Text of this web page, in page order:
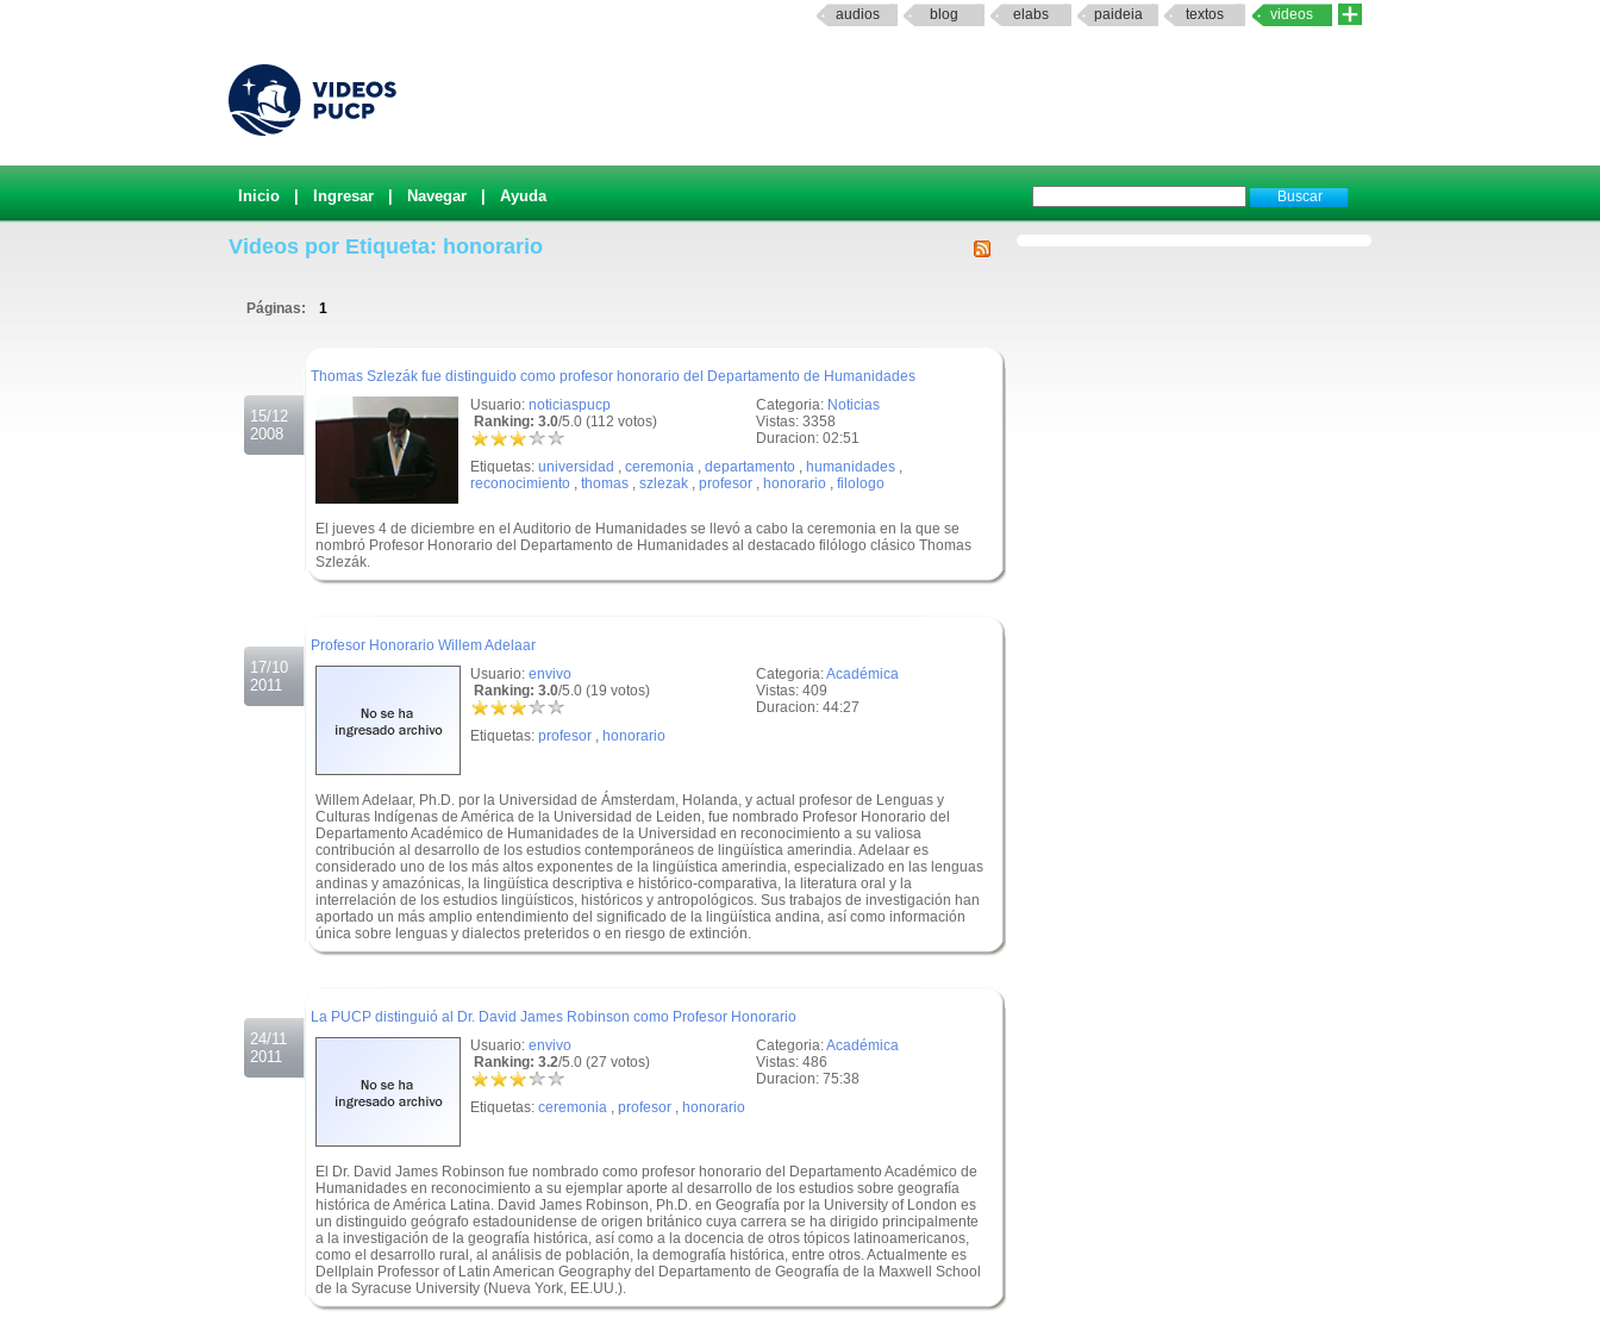
audios blog elabs paideia textos videos
Inicio Ingresar Navegar Ayuda
Videos por Etiqueta: honorario
Páginas: 1
15/12
2008
Thomas Szlezák fue distinguido como profesor honorario del Departamento de Humanidades
Categoria: Noticias
Vistas: 3358
Duracion: 02:51
Usuario: noticiaspucp
Ranking: 3.0/5.0 (112 votos)
Etiquetas: universidad , ceremonia , departamento , humanidades ,
reconocimiento , thomas , szlezak , profesor , honorario , filologo
El jueves 4 de diciembre en el Auditorio de Humanidades se llevó a cabo la ceremonia en la que se
nombró Profesor Honorario del Departamento de Humanidades al destacado filólogo clásico Thomas
Szlezák.
17/10
2011
Profesor Honorario Willem Adelaar
Categoria:Académica
Vistas: 409
Duracion: 44:27
Usuario: envivo
Ranking: 3.0/5.0 (19 votos)
Etiquetas: profesor , honorario
Willem Adelaar, Ph.D. por la Universidad de Ámsterdam, Holanda, y actual profesor de Lenguas y
Culturas Indígenas de América de la Universidad de Leiden, fue nombrado Profesor Honorario del
Departamento Académico de Humanidades de la Universidad en reconocimiento a su valiosa
contribución al desarrollo de los estudios contemporáneos de lingüística amerindia. Adelaar es
considerado uno de los más altos exponentes de la lingüística amerindia, especializado en las lenguas
andinas y amazónicas, la lingüística descriptiva e histórico-comparativa, la literatura oral y la
interrelación de los estudios lingüísticos, históricos y antropológicos. Sus trabajos de investigación han
aportado un más amplio entendimiento del significado de la lingüística andina, así como información
única sobre lenguas y dialectos preteridos o en riesgo de extinción.
24/11
2011
La PUCP distinguió al Dr. David James Robinson como Profesor Honorario
Categoria:Académica
Vistas: 486
Duracion: 75:38
Usuario: envivo
Ranking: 3.2/5.0 (27 votos)
Etiquetas: ceremonia , profesor , honorario
El Dr. David James Robinson fue nombrado como profesor honorario del Departamento Académico de
Humanidades en reconocimiento a su ejemplar aporte al desarrollo de los estudios sobre geografía
histórica de América Latina. David James Robinson, Ph.D. en Geografía por la University of London es
un distinguido geógrafo estadounidense de origen británico cuya carrera se ha dirigido principalmente
a la investigación de la geografía histórica, así como a la docencia de otros tópicos latinoamericanos,
como el desarrollo rural, al análisis de población, la demografía histórica, entre otros. Actualmente es
Dellplain Professor of Latin American Geography del Departamento de Geografía de la Maxwell School
de la Syracuse University (Nueva York, EE.UU.).